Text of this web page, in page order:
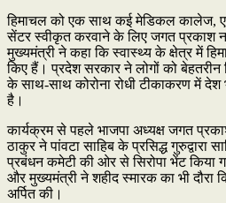
हिमाचल को एक साथ कई मेडिकल कालेज,
सेंटर स्वीकृत करवाने के लिए जगत प्रकाश
मुख्यमंत्री ने कहा कि स्वास्थ्य के क्षेत्र में
किए हैं। प्रदेश सरकार ने लोगों को बेहतरीन
के साथ-साथ कोरोना रोधी टीकाकरण में
है।
कार्यक्रम से पहले भाजपा अध्यक्ष जगत
ठाकुर ने पांवटा साहिब के प्रसिद्ध गुरुद्वारा
प्रबंधन कमेटी की ओर से सिरोपा भेंट किया
और मुख्यमंत्री ने शहीद स्मारक का भी दौरा
अर्पित की।